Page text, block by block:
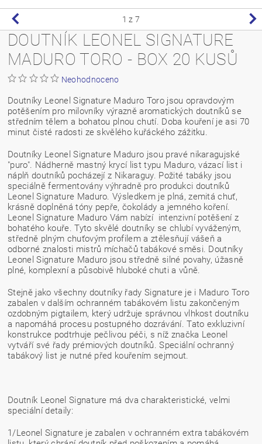
1 z 7
DOUTNÍK LEONEL SIGNATURE
MADURO TORO - BOX 20 KUSŮ
Neohodnoceno
Doutníky Leonel Signature Maduro Toro jsou opravdovým
potěšením pro milovníky výrazně aromatických doutníků se
středním tělem a bohatou plnou chutí. Doba kouření je asi 70
minut čisté radosti ze skvělého kuřáckého zážitku.
Doutníky Leonel Signature Maduro jsou pravé nikaragujské
"puro". Nádherně mastný krycí list typu Maduro, vázací list i
náplň doutníků pocházejí z Nikaraguy. Požité tabáky jsou
speciálně fermentovány výhradně pro produkci doutníků
Leonel Signature Maduro. Výsledkem je plná, zemitá chuť,
krásně doplněná tóny pepře, čokolády a jemného koření.
Leonel Signature Maduro Vám nabízí intenzivní potěšení z
bohatého kouře. Tyto skvělé doutníky se chlubí vyváženým,
středně plným chuťovým profilem a ztělesňují vášeň a
odborné znalosti mistrů míchačů tabákové směsi. Doutníky
Leonel Signature Maduro jsou středně silné povahy, úžasně
plné, komplexní a působivě hluboké chuti a vůně.
Stejně jako všechny doutníky řady Signature je i Maduro Toro
zabalen v dalším ochranném tabákovém listu zakončeným
ozdobným pigtailem, který udržuje správnou vlhkost doutníku
a napomáhá procesu postupného dozrávání. Tato exkluzivní
konstrukce podtrhuje pečlivou péči, s níž značka Leonel
vytváří své řady prémiových doutníků. Speciální ochranný
tabákový list je nutné před kouřením sejmout.
Doutník Leonel Signature má dva charakteristické, velmi
speciální detaily:
1/Leonel Signature je zabalen v ochranném extra tabákovém